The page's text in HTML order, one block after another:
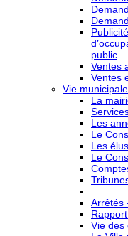
public
Ventes
Ventes
Vie municipale
La
Les
Le
Les
Le
Arrêtés
Vie des